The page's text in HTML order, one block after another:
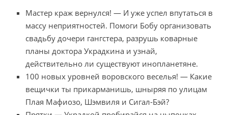
Мастер краж вернулся! — И уже успел впутаться в
массу неприятностей. Помоги Бобу организовать
свадьбу дочери гангстера, разрушь коварные
планы доктора Украдкина и узнай,
действительно ли существуют инопланетяне.
100 новых уровней воровского веселья! — Какие
вещички ты прикарманишь, шныряя по улицам
Плая Мафиозо, Шэмвиля и Сигал-Бэй?